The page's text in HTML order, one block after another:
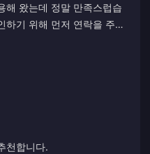
해 왔는데 정말 만족스럽습
하기 위해 먼저 연락을 주기
천합니다.